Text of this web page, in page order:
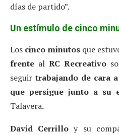
días de partido”.
Un estímulo de cinco
Los cinco minutosque
frente al RC Recreativo
seguirtrabajando de cara
que persigue junto a su
Talavera.
David Cerrillo y su